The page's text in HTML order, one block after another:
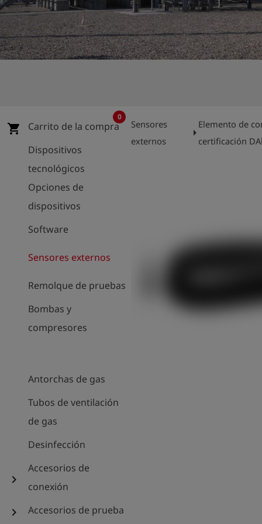
shield Registro
shopping_cart Carrito de la compra
0
Dispositivos
tecnológicos
Opciones de
dispositivos
Software
Sensores externos
Remolque de pruebas
Bombas y
compresores
Antorchas de gas
Tubos de ventilación
de gas
Desinfección
chevron_right
Accesorios de
conexión
chevron_right Accesorios de prueba
Sensores
externos
arrow_right
Elemento de
certificación